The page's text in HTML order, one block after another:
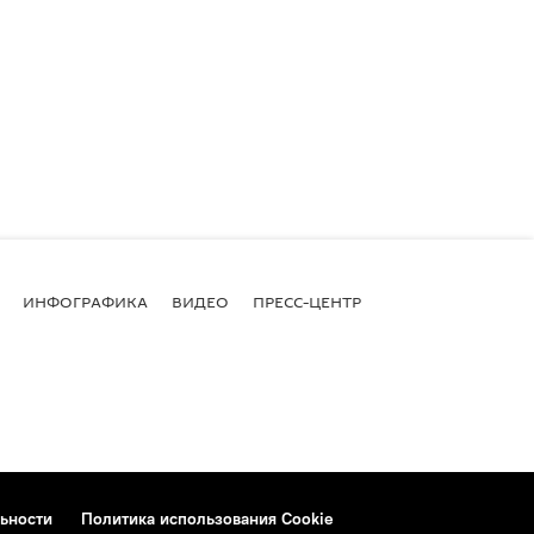
ИНФОГРАФИКА ВИДЕО ПРЕСС-ЦЕНТР
Политика использования Cookie